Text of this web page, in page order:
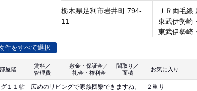
栃木県足利市岩井町 794-
11
ＪＲ両毛
東武伊勢崎
東武伊勢崎
件をすべて選択
部屋階
賃料／
管理費
敷金・保証金／
礼金・権利金
間取り／
面積
お気に入り
グ１１帖 広めのリビングで家族団欒できますね。 ２重サ